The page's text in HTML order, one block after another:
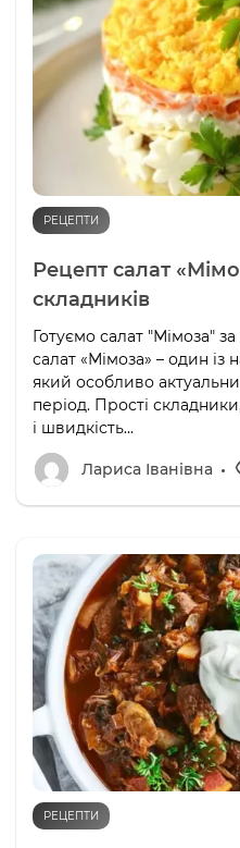
РЕЦЕПТИ
Рецепт салат
складників
Готуємо салат "Мімоза"
салат «Мімоза» – один із
який особливо
період. Прості
і швидкість...
Лариса Іванівна
РЕЦЕПТИ